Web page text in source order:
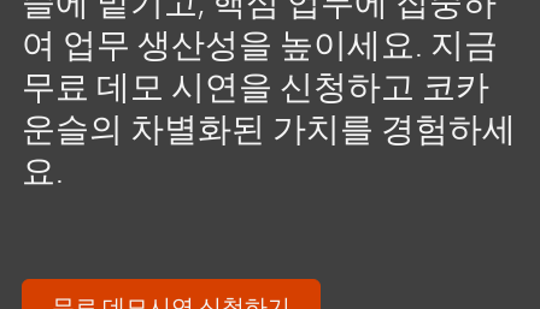
여 업무 생산성을 높이세요. 지금
무료 데모 시연을 신청하고 코카
운슬의 차별화된 가치를 경험하세
요.